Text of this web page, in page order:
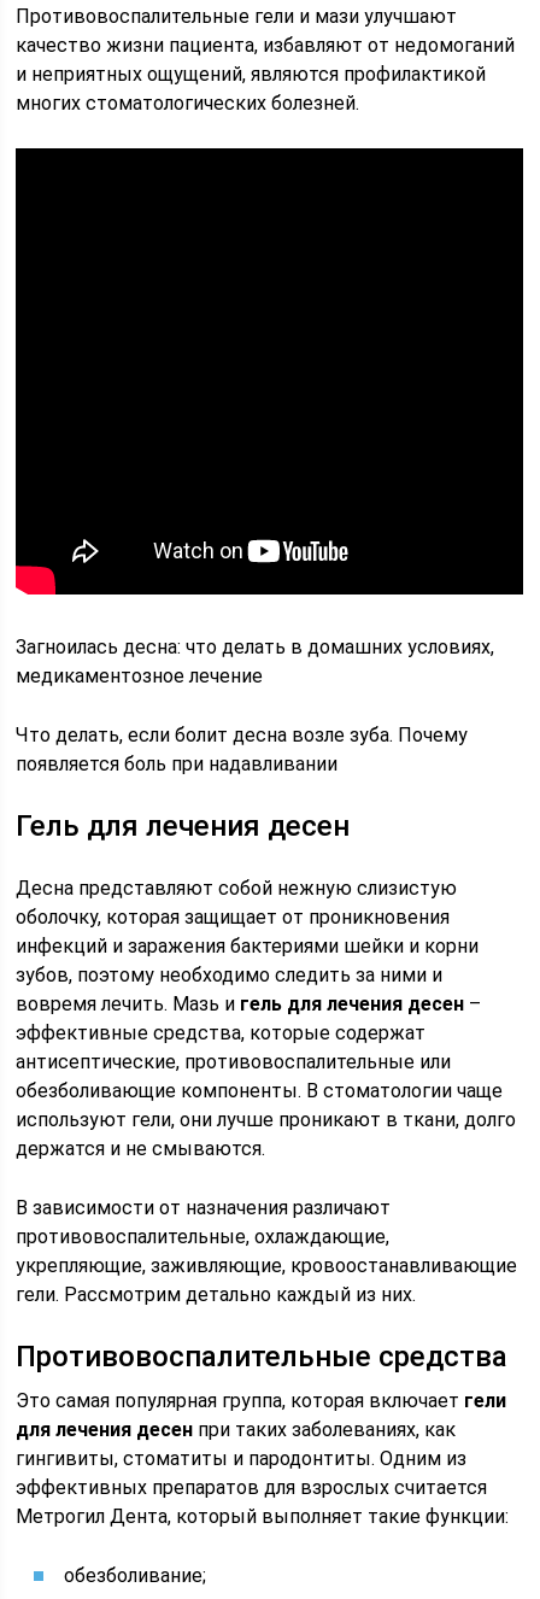
Противовоспалительные гели и мази улучшают
качество жизни пациента, избавляют от недомоганий
и неприятных ощущений, являются профилактикой
многих стоматологических болезней.
Загноилась десна: что делать в домашних условиях,
медикаментозное лечение
Что делать, если болит десна возле зуба. Почему
появляется боль при надавливании
Гель для лечения десен
Десна представляют собой нежную слизистую
оболочку, которая защищает от проникновения
инфекций и заражения бактериями шейки и корни
зубов, поэтому необходимо следить за ними и
вовремя лечить. Мазь и гель для лечения десен –
эффективные средства, которые содержат
антисептические, противовоспалительные или
обезболивающие компоненты. В стоматологии чаще
используют гели, они лучше проникают в ткани, долго
держатся и не смываются.
В зависимости от назначения различают
противовоспалительные, охлаждающие,
укрепляющие, заживляющие, кровоостанавливающие
гели. Рассмотрим детально каждый из них.
Противовоспалительные средства
Это самая популярная группа, которая включает гели
для лечения десен при таких заболеваниях, как
гингивиты, стоматиты и пародонтиты. Одним из
эффективных препаратов для взрослых считается
Метрогил Дента, который выполняет такие функции:
обезболивание;